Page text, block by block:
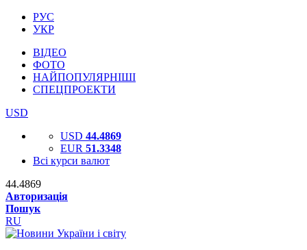
РУС
УКР
ВІДЕО
ФОТО
НАЙПОПУЛЯРНІШІ
СПЕЦПРОЕКТИ
USD
USD 44.4869
EUR 51.3348
Всі курси валют
44.4869
Авторизація
Пошук
RU